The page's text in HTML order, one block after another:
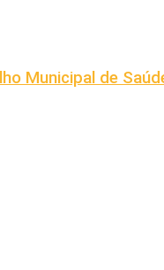
Municipal de